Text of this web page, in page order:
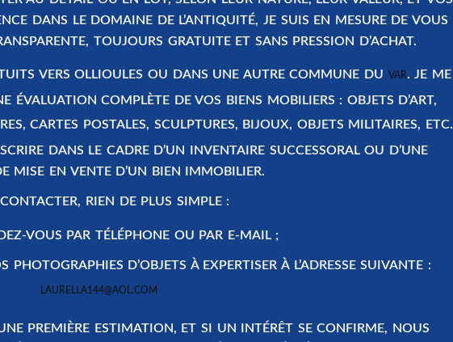
DANS LE DOMAINE DE L’ANTIQUITÉ, JE SUIS EN MESURE DE VOUS
, TOUJOURS GRATUITEET SANS PRESSION D’ACHAT.
VERS OLLIOULES OU DANS UNE AUTRE COMMUNE DU VAR. JE ME
ÉVALUATION COMPLÈTE DE VOS BIENS MOBILIERS : OBJETS D’ART,
CARTES POSTALES, SCULPTURES, BIJOUX, OBJETS MILITAIRES, ETC.
DANS LE CADRE D’UN
INVENTAIRE SUCCESSORALOU D’UNE
MISE EN VENTE D’UN BIEN IMMOBILIER.
RIEN DE PLUS SIMPLE :
VOUS PAR TÉLÉPHONE OU PAR E-MAIL ;
PHOTOGRAPHIES D’OBJETS À EXPERTISER À L’ADRESSE SUIVANTE :
LAURELLA144@AOL.COM
PREMIÈRE ESTIMATION, ET SI UN INTÉRÊT SE CONFIRME, NOUS